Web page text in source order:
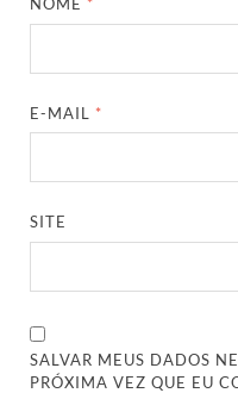
E-MAIL *
SITE
SALVAR MEUS DADOS
PRÓXIMA VEZ QUE EU